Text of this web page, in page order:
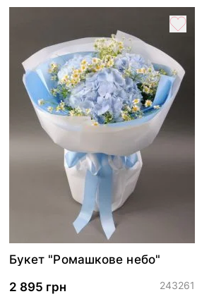
Букет "Ромашкове небо"
2 895 грн
243261